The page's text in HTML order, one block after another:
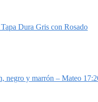
Dura Gris con Rosado
negro y marrón – Mateo